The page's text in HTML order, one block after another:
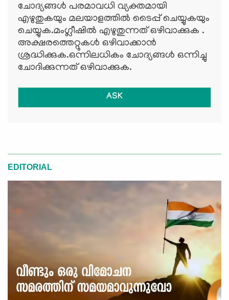
ചോദ്യങ്ങള്‍ പരമാവധി വ്യക്തമായി
എഴുതുകയും മലയാളത്തില്‍ ടൈപ്പ് ചെയ്യുകയും
ചെയ്യുക.മംഗ്ലീഷില്‍ എഴുതുന്നത് ഒഴിവാക്കുക .
അക്ഷരത്തെറ്റുകള്‍ ഒഴിവാക്കാന്‍
ശ്രദ്ധിക്കുക.ഒന്നിലധികം ചോദ്യങ്ങള്‍ ഒന്നിച്ചു
ചോദിക്കുന്നത് ഒഴിവാക്കുക.
ASK
EDITORIAL